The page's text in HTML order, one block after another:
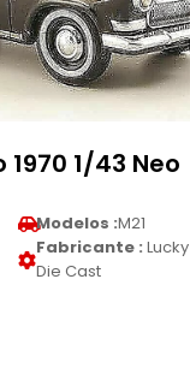
1970 1/43 Neo
Modelos :M21
Fabricante : Lucky
Die Cast